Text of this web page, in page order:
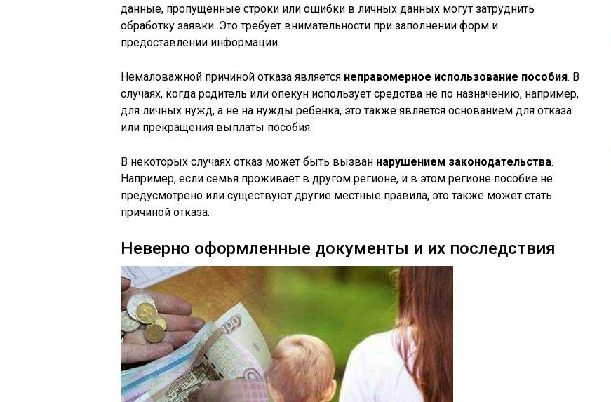
данные, пропущенные строки или ошибки в личных данных могут затруднить
обработку заявки. Это требует внимательности при заполнении форм и
предоставлении информации.
Немаловажной причиной отказа является неправомерное использование пособия. В
случаях, когда родитель или опекун использует средства не по назначению, например,
для личных нужд, а не на нужды ребенка, это также является основанием для отказа
или прекращения выплаты пособия.
В некоторых случаях отказ может быть вызван нарушением законодательства.
Например, если семья проживает в другом регионе, и в этом регионе пособие не
предусмотрено или существуют другие местные правила, это также может стать
причиной отказа.
Неверно оформленные документы и их последствия